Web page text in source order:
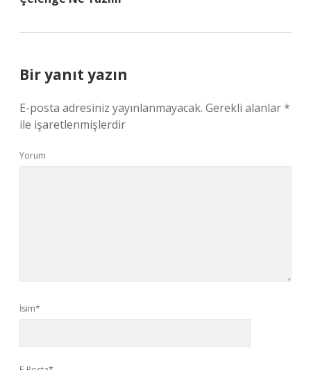
Bir yanıt yazın
E-posta adresiniz yayınlanmayacak. Gerekli alanlar*
ile işaretlenmişlerdir
Yorum
İsim*